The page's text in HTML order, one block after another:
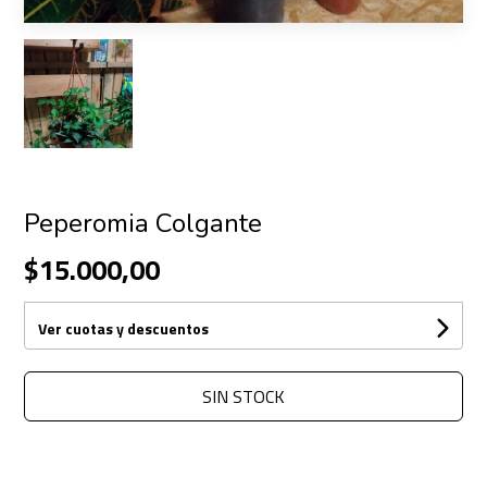
Peperomia Colgante
$15.000,00
Ver cuotas y descuentos
SIN STOCK